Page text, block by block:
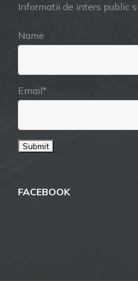
Informatii de inters public
Name
Email*
FACEBOOK